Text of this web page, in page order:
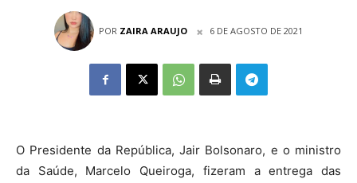
POR ZAIRA ARAUJO 6 DE AGOSTO DE 2021
O Presidente da República, Jair Bolsonaro, e o ministro
da Saúde, Marcelo Queiroga, fizeram a entrega das